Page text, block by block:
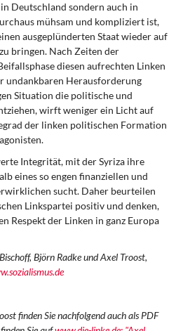
Deutschland sondern auch in
mühsam und kompliziert ist,
ausgeplünderten Staat wieder auf
bringen. Nach Zeiten der
diesen aufrechten Linken
undankbaren Herausforderung
Situation die politische und
wirft weniger ein Licht auf
der linken politischen Formation
Integrität, mit der Syriza ihre
eines so engen finanziellen und
sucht. Daher beurteilen
Linkspartei positiv und denken,
Respekt der Linken in ganz Europa
Björn Radke und Axel Troost,
finden Sie nachfolgend auch als PDF